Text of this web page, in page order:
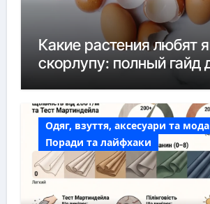
Какие растения любят
скорлупу: полный гайд
Одяг, взуття, аксесуари та мода
Поради та лайфхаки